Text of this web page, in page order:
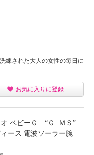
練された大人の女性の毎日に
お気に入りに登録
オ ベビーＧ “Ｇ−ＭＳ”
ース 電波ソーラー腕